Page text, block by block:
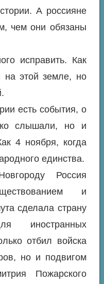
А россияне
чем они обязаны
исправить. Как
на этой земле, но
есть события, о
слышали, но и
4 ноября, когда
единства.
Россия
и
сделала страну
иностранных
отбил войска
но и подвигом
Пожарского